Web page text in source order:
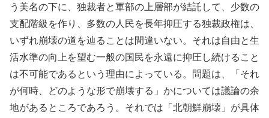
う美名の下に、独裁者と軍部の上層部が結託して、少数の
支配階級を作り、多数の人民を長年抑圧する独裁政権は、
いずれ崩壊の道を辿ることは間違いない。それは自由と生
活水準の向上を望む一般の国民を永遠に抑圧し続けること
は不可能であるという理由によっている。問題は、「それ
が何時、どのような形で崩壊する」かについては議論の余
地があるところであろう。それでは「北朝鮮崩壊」が具体